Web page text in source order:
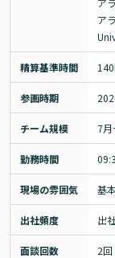
ア
ア
精算基準時間
参画時期
チーム規模 7
勤務時間
現場の雰囲気 基
出社頻度 出
面談回数 2回